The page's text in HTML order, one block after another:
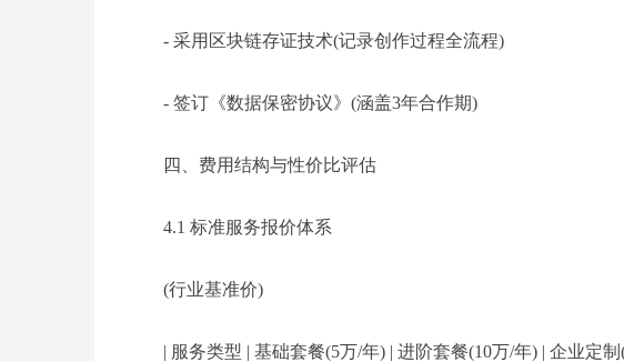
- 采用区块链存证技术(记录创作过程全流程)
- 签订《数据保密协议》(涵盖3年合作期)
四、费用结构与性价比评估
4.1 标准服务报价体系
(行业基准价)
| 服务类型 | 基础套餐(5万/年) | 进阶套餐(10万/年) | 企业定制